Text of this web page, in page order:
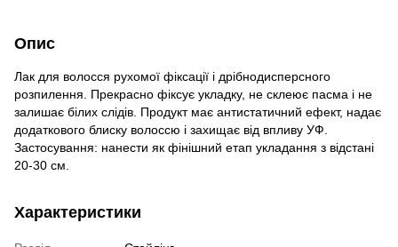
Опис
Лак для волосся рухомої фіксації і дрібнодисперсного
розпилення. Прекрасно фіксує укладку, не склеює пасма і не
залишає білих слідів. Продукт має антистатичний ефект, надає
додаткового блиску волоссю і захищає від впливу УФ.
Застосування: нанести як фінішний етап укладання з відстані
20-30 см.
Характеристики